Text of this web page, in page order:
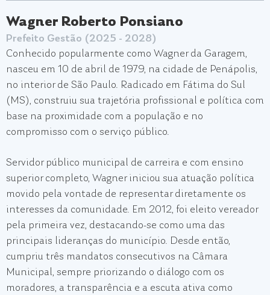
Wagner Roberto Ponsiano
Prefeito Gestão (2025 - 2028)
Conhecido popularmente como Wagner da Garagem,
nasceu em 10 de abril de 1979, na cidade de Penápolis,
no interior de São Paulo. Radicado em Fátima do Sul
(MS), construiu sua trajetória profissional e política com
base na proximidade com a população e no
compromisso com o serviço público.
Servidor público municipal de carreira e com ensino
superior completo, Wagner iniciou sua atuação política
movido pela vontade de representar diretamente os
interesses da comunidade. Em 2012, foi eleito vereador
pela primeira vez, destacando-se como uma das
principais lideranças do município. Desde então,
cumpriu três mandatos consecutivos na Câmara
Municipal, sempre priorizando o diálogo com os
moradores, a transparência e a escuta ativa como